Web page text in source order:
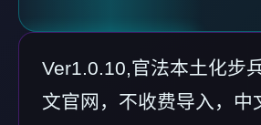
Ver1.0.10,官法本土化步
文官网，不收费导入，中